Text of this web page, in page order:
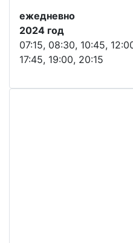
ежедневно
2024 год
07:15, 08:30, 10:45,
17:45, 19:00, 20:15